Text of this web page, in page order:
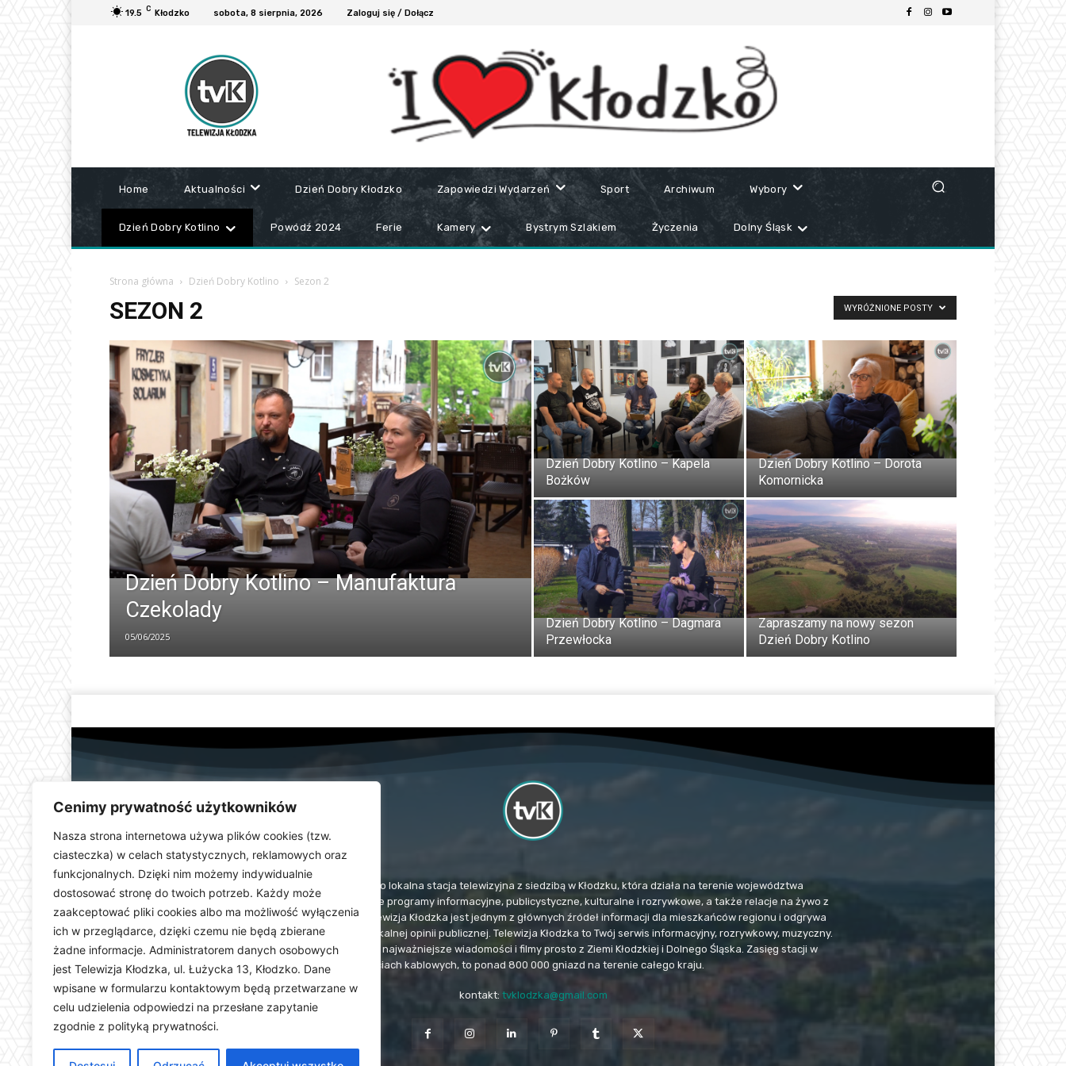
Cenimy prywatność użytkowników
Nasza strona internetowa używa plików cookies (tzw.
ciasteczka) w celach statystycznych, reklamowych oraz
funkcjonalnych. Dzięki nim możemy indywidualnie
dostosować stronę do twoich potrzeb. Każdy może
zaakceptować pliki cookies albo ma możliwość wyłączenia
ich w przeglądarce, dzięki czemu nie będą zbierane
żadne informacje. Administratorem danych osobowych
jest Telewizja Kłodzka, ul. Łużycka 13, Kłodzko. Dane
wpisane w formularzu kontaktowym będą przetwarzane w
celu udzielenia odpowiedzi na przesłane zapytanie
zgodnie z polityką prywatności.
19.5 C Kłodzko sobota, 8 sierpnia, 2026 Zaloguj się / Dołącz
Home Aktualności Dzień Dobry Kłodzko Zapowiedzi Wydarzeń Sport Archiwum Wybory
Dzień Dobry Kotlino Powódź 2024 Ferie Kamery Bystrym Szlakiem Życzenia Dolny Śląsk
Strona główna Dzień Dobry Kotlino Sezon 2
SEZON 2 WYRÓŻNIONE POSTY
Dzień Dobry Kotlino – Manufaktura
Czekolady
05/06/2025
Dzień Dobry Kotlino – Kapela
Bożków
Dzień Dobry Kotlino – Dorota
Komornicka
Dzień Dobry Kotlino – Dagmara
Przewłocka
Zapraszamy na nowy sezon
Dzień Dobry Kotlino
Telewizja Kłodzka (TvK) to lokalna stacja telewizyjna z siedzibą w Kłodzku, która działa na terenie województwa
dolnośląskiego. Stacja emituje programy informacyjne, publicystyczne, kulturalne i rozrywkowe, a także relacje na żywo z
wydarzeń i uroczystości. Telewizja Kłodzka jest jednym z głównych źródeł informacji dla mieszkańców regionu i odgrywa
ważną rolę w kształtowaniu lokalnej opinii publicznej. Telewizja Kłodzka to Twój serwis informacyjny, rozrywkowy, muzyczny.
Dostarczamy najświeższe i najważniejsze wiadomości i filmy prosto z Ziemi Kłodzkiej i Dolnego Śląska. Zasięg stacji w
sieciach kablowych, to ponad 800 000 gniazd na terenie całego kraju.
kontakt: tvklodzka@gmail.com